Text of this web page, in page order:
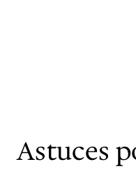
Astuces